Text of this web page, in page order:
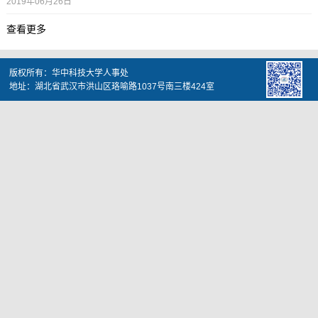
查看更多
版权所有：华中科技大学人事处
地址：湖北省武汉市洪山区珞喻路1037号南三楼424室